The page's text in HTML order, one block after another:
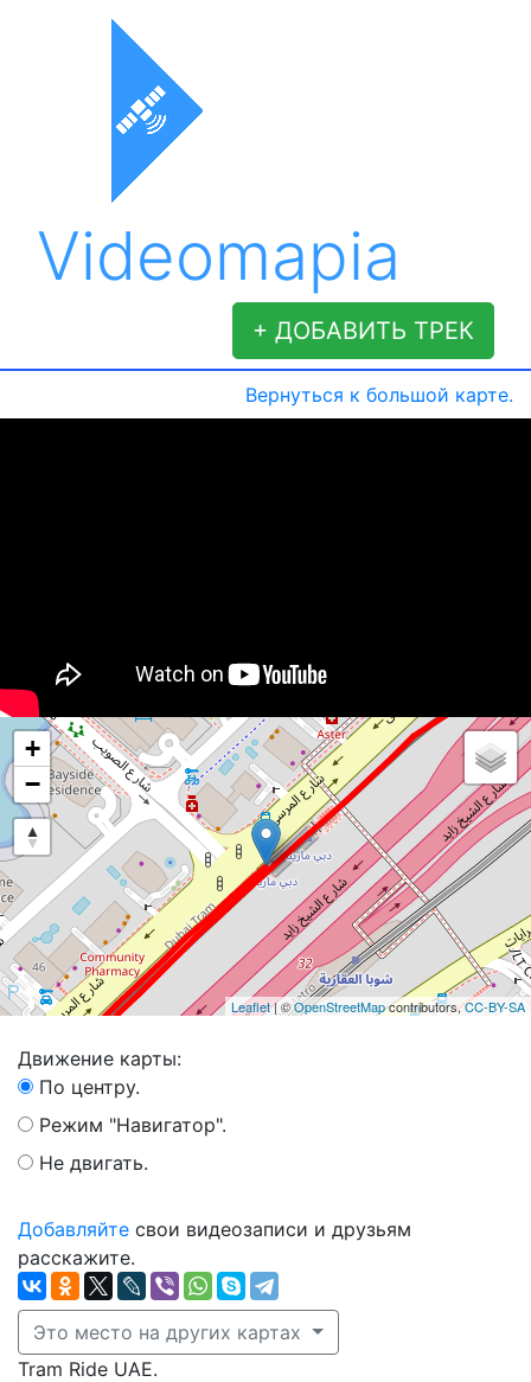
Videomapia
+ ДОБАВИТЬ ТРЕК
Вернуться к большой карте.
+
−
Leaflet| ©OpenStreetMapcontributors,CC-BY-SA
Движение карты:
По центру.
Режим "Навигатор".
Не двигать.
Добавляйте свои видеозаписи и друзьям
расскажите.
Это место на других картах
Tram Ride UAE.